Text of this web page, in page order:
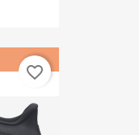
favorite_border